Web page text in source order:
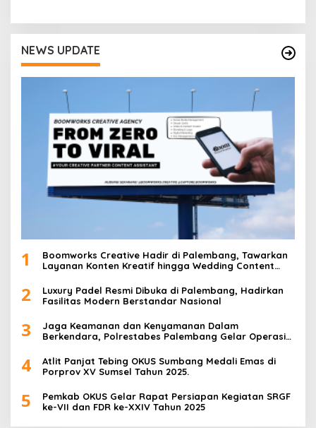
g
a
s
NEWS UPDATE
1
Boomworks Creative Hadir di Palembang, Tawarkan
Layanan Konten Kreatif hingga Wedding Content
2
Luxury Padel Resmi Dibuka di Palembang, Hadirkan
Fasilitas Modern Berstandar Nasional
3
Jaga Keamanan dan Kenyamanan Dalam
Berkendara, Polrestabes Palembang Gelar Operasi
4
Atlit Panjat Tebing OKUS Sumbang Medali Emas di
Porprov XV Sumsel Tahun 2025.
5
Pemkab OKUS Gelar Rapat Persiapan Kegiatan SRGF
ke-VII dan FDR ke-XXIV Tahun 2025